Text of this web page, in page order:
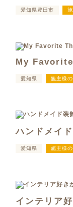
愛知県豊田市
My
愛知県 施主様
ハンドメイ
愛知県 施主様
インテリア